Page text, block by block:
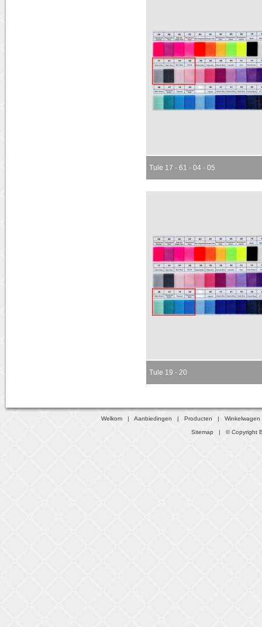
Tule 17 - 61 - 04 - 05
Tule 19 - 20
Welkom |Aanbiedingen |Producten |Winkelwagen
Sitemap | © Copyright